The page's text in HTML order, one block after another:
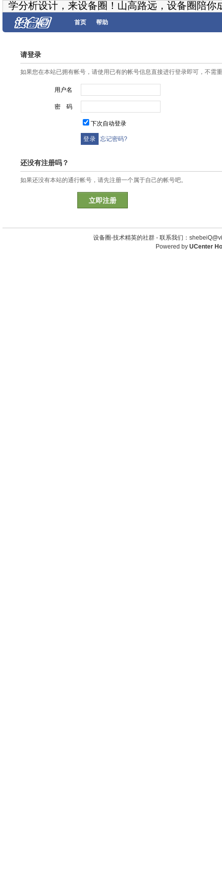
学分析设计，来设备圈！山高路远，设备圈陪你
首页 帮助
请登录
如果您在本站已拥有帐号，请使用已有的帐号信息直接进行登录即可，不需
用户名
密 码
下次自动登录
忘记密码?
还没有注册吗？
如果还没有本站的通行帐号，请先注册一个属于自己的帐号吧。
立即注册
设备圈-技术精英的社群 - 联系我们：
Powered by UCenter